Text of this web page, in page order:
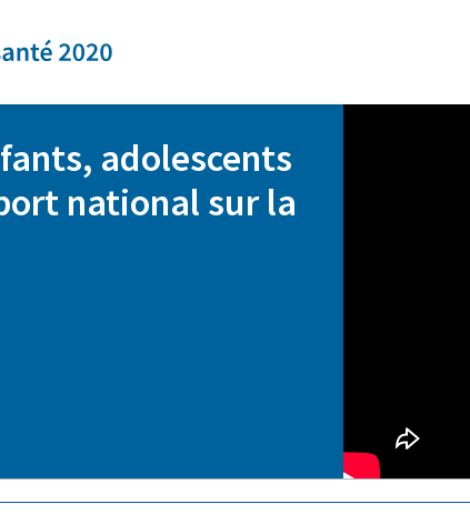
adolescents
national sur la